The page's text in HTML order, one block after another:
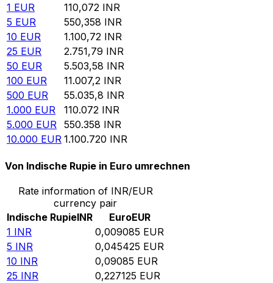
1 EUR 110,072 INR
5 EUR 550,358 INR
10 EUR 1.100,72 INR
25 EUR 2.751,79 INR
50 EUR 5.503,58 INR
100 EUR 11.007,2 INR
500 EUR 55.035,8 INR
1.000 EUR 110.072 INR
5.000 EUR 550.358 INR
10.000 EUR 1.100.720 INR
Von Indische Rupie in Euro umrechnen
Rate information of INR/EUR
currency pair
Indische RupieINR EuroEUR
1 INR 0,009085 EUR
5 INR 0,045425 EUR
10 INR 0,09085 EUR
25 INR 0,227125 EUR